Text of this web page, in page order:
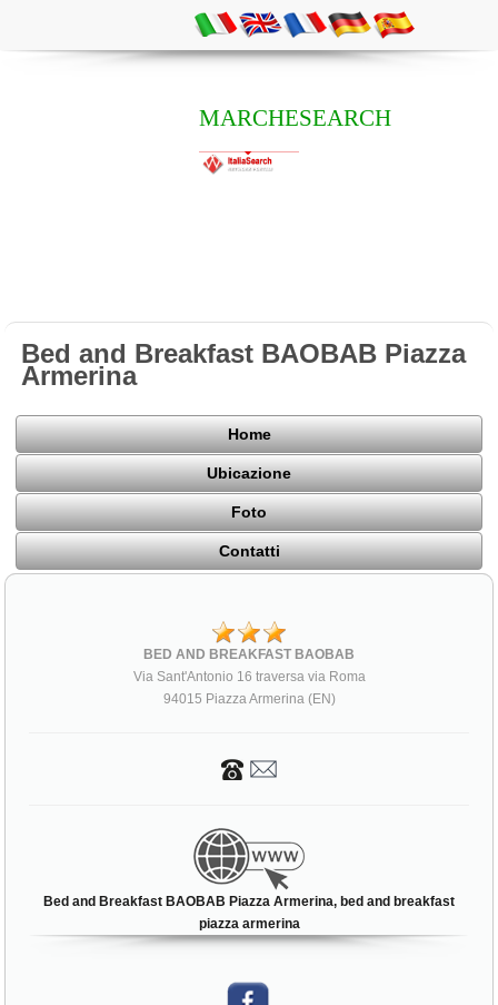
MARCHESEARCH
Bed and Breakfast BAOBAB Piazza
Armerina
Home
Ubicazione
Foto
Contatti
BED AND BREAKFAST BAOBAB
Via Sant'Antonio 16 traversa via Roma
94015 Piazza Armerina (EN)
Bed and Breakfast BAOBAB Piazza Armerina, bed and breakfast
piazza armerina